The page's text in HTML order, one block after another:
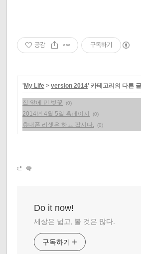
공감 구독하기
'My Life > version 2014' 카테고리의 다른 글
집 앞에 핀 벚꽃 (0)
2014년 4월 5일 홈페이지 (0)
휴대폰 리셋은 하고 팝시다. (0)
Do it now!
세상은 넓고, 볼 것은 많다.
구독하기